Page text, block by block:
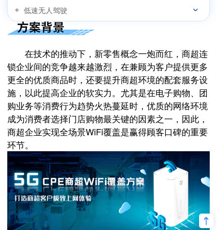
低速无人驾驶
在技术的推动下，新零售概念一炮而红，商超连
锁企业间的竞争越来越激烈，在兼顾为客户提供更多
更全的优质商品时，还要提升商超环境的配套服务设
施，以此提高企业的软实力。尤其是在电子购物、团
购业务等消费行为趋势火热蔓延时，优质的网络环境
成为消费者选择门店购物最关键的因素之一，因此，
商超企业实现全场景WiFi覆盖是赢得顾客口碑的重要
环节。